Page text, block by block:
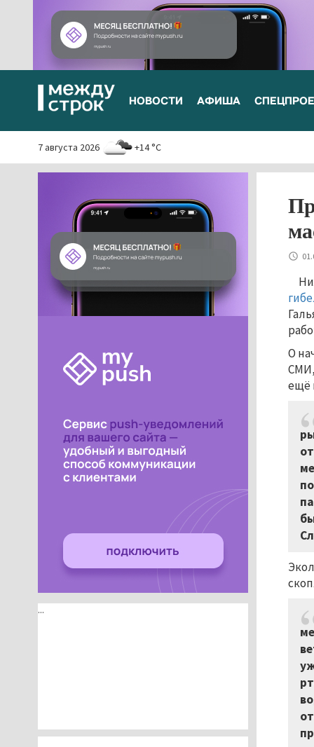
НОВОСТИ АФИША
7 августа 2026 +14 °C
О
СМИ,
ещё
...